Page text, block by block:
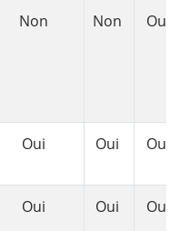
Non Non Oui
Oui Oui Oui
Oui Oui Oui